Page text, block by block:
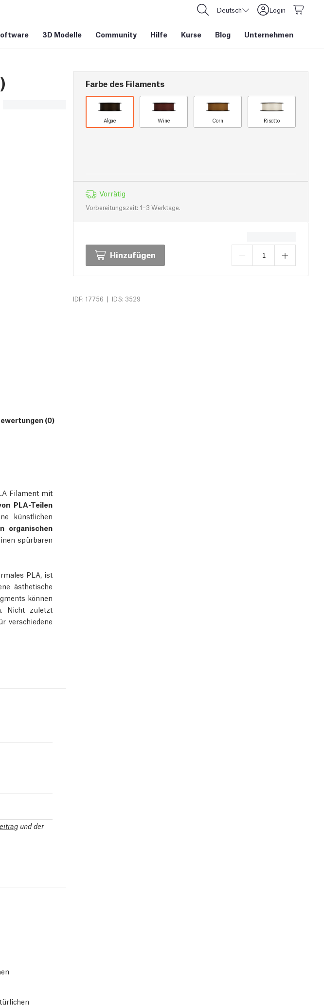
Deutsch Login
3D Modelle Community Hilfe Kurse Blog Unternehmen
Farbe des Filaments
Algae Wine Corn Risotto
Vorrätig
Vorbereitungszeit: 1–3 Werktage.
Hinzufügen
IDF: 17756 | IDS: 3529
(0)
Filament mit
PLA-Teilen
künstlichen
organischen
spürbaren
PLA, ist
ästhetische
können
Nicht zuletzt
verschiedene
und der